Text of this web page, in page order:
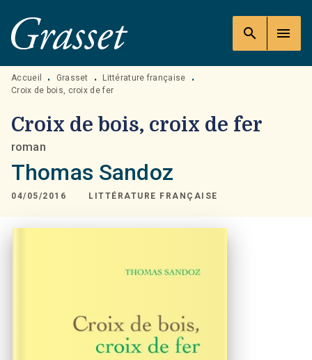
MENU RECHERCHE
PIED DE PAGE
search menu
Accueil • Grasset • Littérature française
•
Croix de bois, croix de fer
Croix de bois, croix de fer
roman
Thomas Sandoz
04/05/2016 LITTÉRATURE FRANÇAISE